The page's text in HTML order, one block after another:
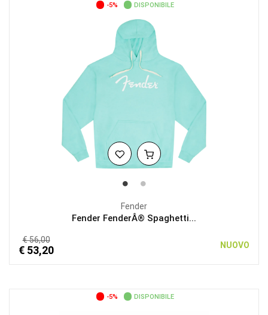
-5% DISPONIBILE
Fender
Fender FenderÂ® Spaghetti...
€ 56,00
€ 53,20 NUOVO
-5% DISPONIBILE